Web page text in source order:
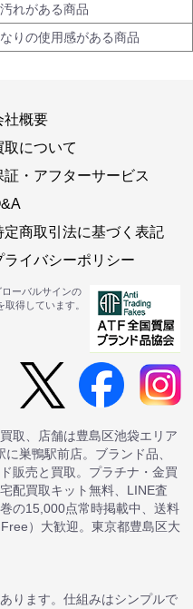
れがある商品
りの使用感がある商品
社概要
取について
証・アフターサービス
定商取引法に基づく表記
ライバシーポリシー
ーバルサインの
得しています。
取、店舗は豊島区池袋エリア
巣鴨駅前店。ブランド品、
販売と買取。プラチナ・金買
配買取キット無料、LINE査
の15,000点常時掲載中、送料
）大歓迎。東京都豊島区大
ります。仕組みはシンプルで